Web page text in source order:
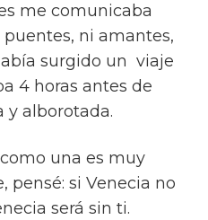
me comunicaba
ni amantes,
surgido un viaje
4 horas antes de
y alborotada.
una es muy
pensé: si Venecia no
será sin ti.